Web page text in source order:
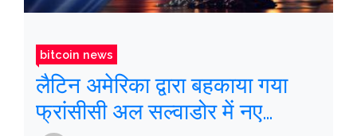
bitcoin news
लैटिन अमेरिका द्वारा बहकाया गया
फ्रांसीसी अल सल्वाडोर में नए